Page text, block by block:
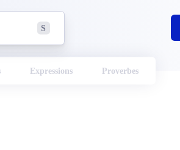
S
Expressions Proverbes